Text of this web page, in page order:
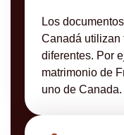
Los
Canadá utilizan
diferentes. Por
matrimonio de
uno de Canada.